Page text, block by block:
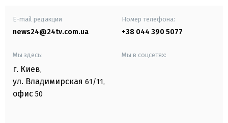
E-mail редакции
news24@24tv.com.ua
Номер телефона:
+38 044 390 5077
Мы здесь:
г. Киев,
ул. Владимирская 61/11,
офис 50
Мы в соцсетях: